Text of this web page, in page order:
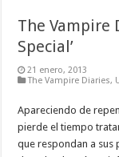
The Vampire
Special’
21 enero, 2013
The Vampire Diaries,
Apareciendo de
pierde el tiempo
que respondan a sus